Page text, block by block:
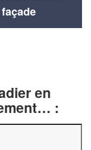
façade
en
: